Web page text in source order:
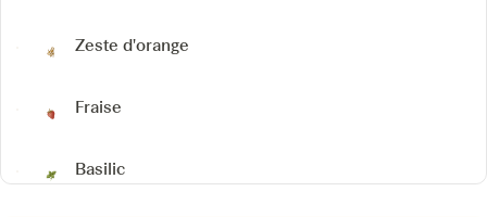
Zeste d'orange
Fraise
Basilic